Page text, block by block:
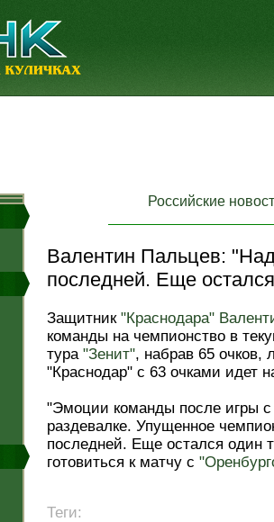
Российские
Валентин Пальцев:
последней. Еще
Защитник "Краснодара"
команды на чемпионство в
тура "Зенит", набрав 65 очков,
"Краснодар" с 63 очками идет
"Эмоции команды после игры
раздевалке. Упущенное
последней. Еще остался один
готовиться к матчу с
Теги: